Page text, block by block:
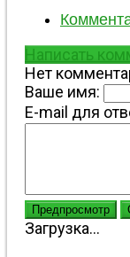
Написать
Нет
Ваше имя:
E-mail для
Предпросмотр
Загрузка...